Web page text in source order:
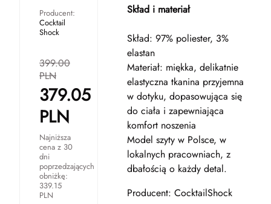
Producent:
Cocktail
Shock
399.00
PLN
379.05
PLN
Najniższa
cena z 30
dni
poprzedzających
obniżkę:
339.15
PLN
Skład i materiał
Skład: 97% poliester, 3%
elastan
Materiał: miękka, delikatnie
elastyczna tkanina przyjemna
w dotyku, dopasowująca się
do ciała i zapewniająca
komfort noszenia
Model szyty w Polsce, w
lokalnych pracowniach, z
dbałością o każdy detal.
Producent: CocktailShock